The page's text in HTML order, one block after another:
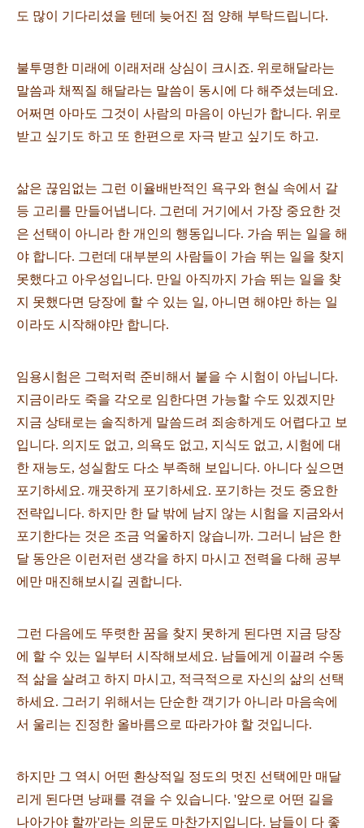
도 많이 기다리셨을 텐데 늦어진 점 양해 부탁드립니다.
불투명한 미래에 이래저래 상심이 크시죠. 위로해달라는
말씀과 채찍질 해달라는 말씀이 동시에 다 해주셨는데요.
어쩌면 아마도 그것이 사람의 마음이 아닌가 합니다. 위로
받고 싶기도 하고 또 한편으로 자극 받고 싶기도 하고.
삶은 끊임없는 그런 이율배반적인 욕구와 현실 속에서 갈
등 고리를 만들어냅니다. 그런데 거기에서 가장 중요한 것
은 선택이 아니라 한 개인의 행동입니다. 가슴 뛰는 일을 해
야 합니다. 그런데 대부분의 사람들이 가슴 뛰는 일을 찾지
못했다고 아우성입니다. 만일 아직까지 가슴 뛰는 일을 찾
지 못했다면 당장에 할 수 있는 일, 아니면 해야만 하는 일
이라도 시작해야만 합니다.
임용시험은 그럭저럭 준비해서 붙을 수 시험이 아닙니다.
지금이라도 죽을 각오로 임한다면 가능할 수도 있겠지만
지금 상태로는 솔직하게 말씀드려 죄송하게도 어렵다고 보
입니다. 의지도 없고, 의욕도 없고, 지식도 없고, 시험에 대
한 재능도, 성실함도 다소 부족해 보입니다. 아니다 싶으면
포기하세요. 깨끗하게 포기하세요. 포기하는 것도 중요한
전략입니다. 하지만 한 달 밖에 남지 않는 시험을 지금와서
포기한다는 것은 조금 억울하지 않습니까. 그러니 남은 한
달 동안은 이런저런 생각을 하지 마시고 전력을 다해 공부
에만 매진해보시길 권합니다.
그런 다음에도 뚜렷한 꿈을 찾지 못하게 된다면 지금 당장
에 할 수 있는 일부터 시작해보세요. 남들에게 이끌려 수동
적 삶을 살려고 하지 마시고, 적극적으로 자신의 삶의 선택
하세요. 그러기 위해서는 단순한 객기가 아니라 마음속에
서 울리는 진정한 올바름으로 따라가야 할 것입니다.
하지만 그 역시 어떤 환상적일 정도의 멋진 선택에만 매달
리게 된다면 낭패를 겪을 수 있습니다. '앞으로 어떤 길을
나아가야 할까'라는 의문도 마찬가지입니다. 남들이 다 좋